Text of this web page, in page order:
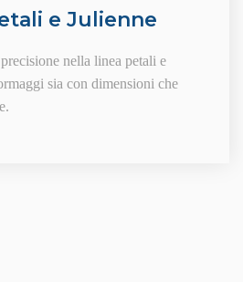
e Julienne
nella linea petali e
sia con dimensioni che